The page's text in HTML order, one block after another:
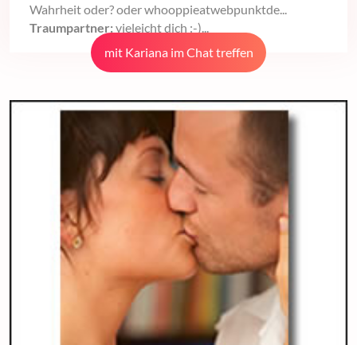
Wahrheit oder? oder whooppieatwebpunktde...
Traumpartner: vieleicht dich :-)...
mit Kariana im Chat treffen